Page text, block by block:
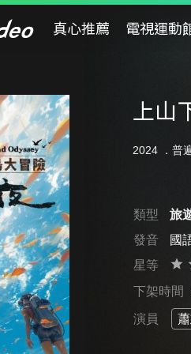
真心推薦 電視運動
上山
2024 ． 普
類型
旅
發音
國
星等
下架時間
演員